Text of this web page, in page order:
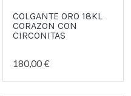
COLGANTE ORO 18KL
CORAZON CON
CIRCONITAS
180,00 €